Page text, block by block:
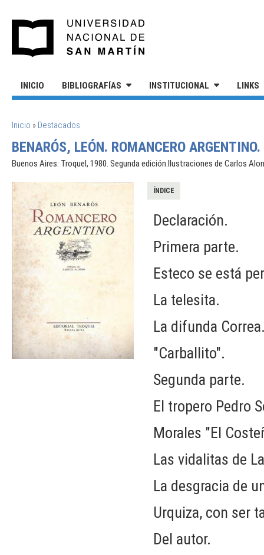
INICIO BIBLIOGRAFÍAS INSTITUCIONAL LINKS
SE ENCUENTRA USTED AQUÍ
Inicio » Destacados
BENARÓS, LEÓN. ROMANCERO ARGENTINO.
Buenos Aires: Troquel, 1980. Segunda edición.Ilustraciones de Carlos
ÍNDICE
Declaración.
Primera parte.
Esteco se está
La telesita.
La difunda
"Carballito".
Segunda parte.
El tropero Pedro
Morales "El
Las vidalitas de
La desgracia de
Urquiza, con ser
Del autor.